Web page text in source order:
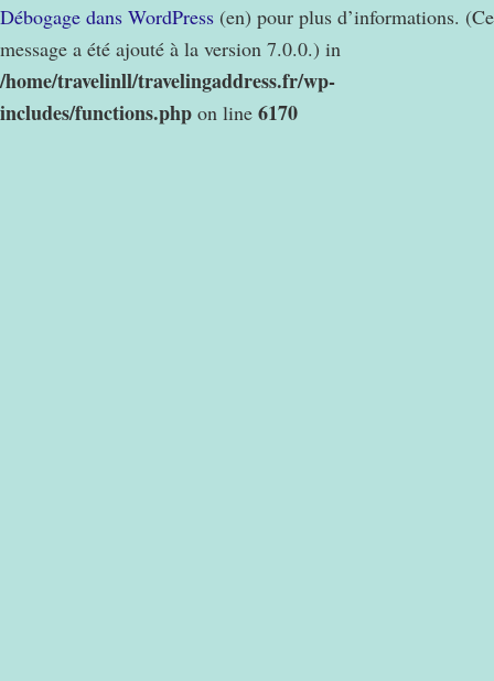
Débogage dans WordPress (en) pour plus d’informations. (Ce
message a été ajouté à la version 7.0.0.) in
/home/travelinll/travelingaddress.fr/wp-
includes/functions.php on line 6170